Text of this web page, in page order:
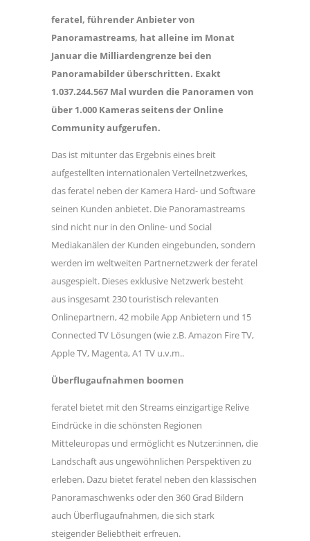
feratel, führender Anbieter von
Panoramastreams, hat alleine im Monat
Januar die Milliardengrenze bei den
Panoramabilder überschritten. Exakt
1.037.244.567 Mal wurden die Panoramen von
über 1.000 Kameras seitens der Online
Community aufgerufen.
Das ist mitunter das Ergebnis eines breit
aufgestellten internationalen Verteilnetzwerkes,
das feratel neben der Kamera Hard- und Software
seinen Kunden anbietet. Die Panoramastreams
sind nicht nur in den Online- und Social
Mediakanälen der Kunden eingebunden, sondern
werden im weltweiten Partnernetzwerk der feratel
ausgespielt. Dieses exklusive Netzwerk besteht
aus insgesamt 230 touristisch relevanten
Onlinepartnern, 42 mobile App Anbietern und 15
Connected TV Lösungen (wie z.B. Amazon Fire TV,
Apple TV, Magenta, A1 TV u.v.m..
Überflugaufnahmen boomen
feratel bietet mit den Streams einzigartige Relive
Eindrücke in die schönsten Regionen
Mitteleuropas und ermöglicht es Nutzer:innen, die
Landschaft aus ungewöhnlichen Perspektiven zu
erleben. Dazu bietet feratel neben den klassischen
Panoramaschwenks oder den 360 Grad Bildern
auch Überflugaufnahmen, die sich stark
steigender Beliebtheit erfreuen.